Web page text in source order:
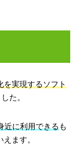
を実現するソフト
た。
近に利用できる も
ます。